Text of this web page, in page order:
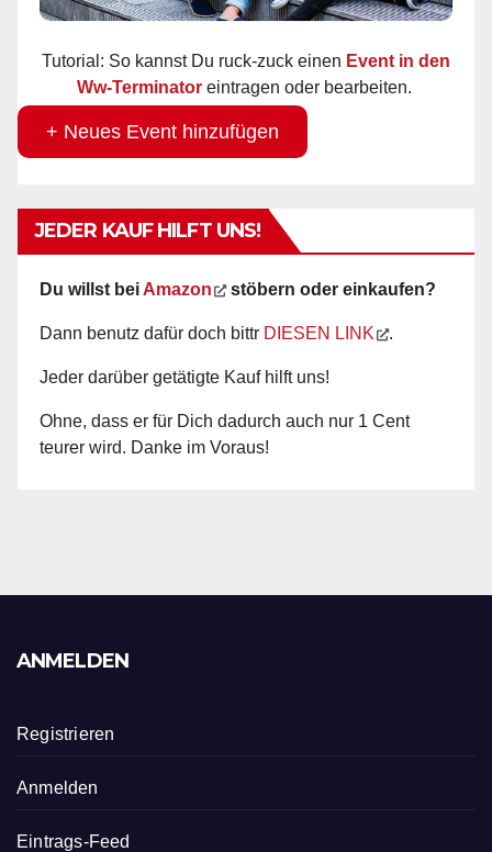
Tutorial: So kannst Du ruck-zuck einen Event in den
Ww-Terminator eintragen oder bearbeiten.
+ Neues Event hinzufügen
JEDER KAUF HILFT UNS!
Du willst bei Amazon stöbern oder einkaufen?
Dann benutz dafür doch bittr DIESEN LINK .
Jeder darüber getätigte Kauf hilft uns!
Ohne, dass er für Dich dadurch auch nur 1 Cent
teurer wird. Danke im Voraus!
ANMELDEN
Registrieren
Anmelden
Eintrags-Feed